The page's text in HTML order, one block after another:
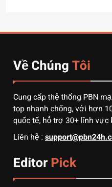
Về ChúngTôi
Cung cấp thệ thống PBN
top nhanh chống, với hơn
quốc tế, hỗ trợ 30+ lĩnh vực
Liên hệ :
EditorPick
từ
người
vốn,
DỊCH VỤ
2
tháng